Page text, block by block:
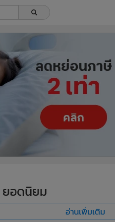
ยอดนิยม
อ่านเพิ่มเติม